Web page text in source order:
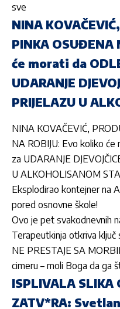
sve
NINA
PINKA OSUĐENA
će morati da
UDARANJE
PRIJELAZU U
NINA KOVAČEVIĆ,
NA ROBIJU: Evo koliko
za UDARANJE
U ALKOHOLISANOM
Eksplodirao kontejner na
pored osnovne škole!
Ovo je pet svakodnevnih
Terapeutkinja otkriva ključ
NE PRESTAJE SA
cimeru – moli Boga da ga
ISPLIVALA SLIKA
ZATV*RA: